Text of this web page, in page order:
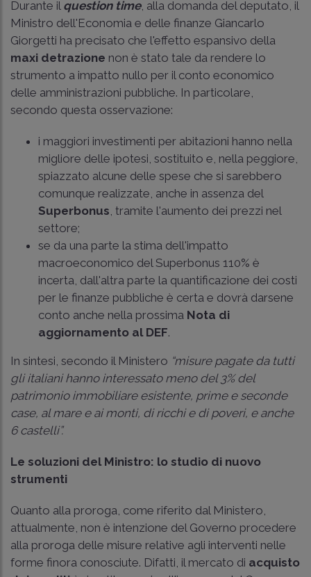
Durante il question time, alla domanda del deputato, il
Ministro dell'Economia e delle finanze Giancarlo
Giorgetti ha precisato che l'effetto espansivo della
maxi detrazione non è stato tale da rendere lo
strumento a impatto nullo per il conto economico
delle amministrazioni pubbliche. In particolare,
secondo questa osservazione:
i maggiori investimenti per abitazioni hanno nella
migliore delle ipotesi, sostituito e, nella peggiore,
spiazzato alcune delle spese che si sarebbero
comunque realizzate, anche in assenza del
Superbonus , tramite l'aumento dei prezzi nel
settore;
se da una parte la stima dell'impatto
macroeconomico del Superbonus 110% è
incerta, dall'altra parte la quantificazione dei costi
per le finanze pubbliche è certa e dovrà darsene
conto anche nella prossima Nota di
aggiornamento al DEF.
In sintesi, secondo il Ministero “misure pagate da tutti
gli italiani hanno interessato meno del 3% del
patrimonio immobiliare esistente, prime e seconde
case, al mare e ai monti, di ricchi e di poveri, e anche
6 castelli”.
Le soluzioni del Ministro: lo studio di nuovo
strumenti
Quanto alla proroga, come riferito dal Ministero,
attualmente, non è intenzione del Governo procedere
alla proroga delle misure relative agli interventi nelle
forme finora conosciute. Difatti, il mercato di acquisto